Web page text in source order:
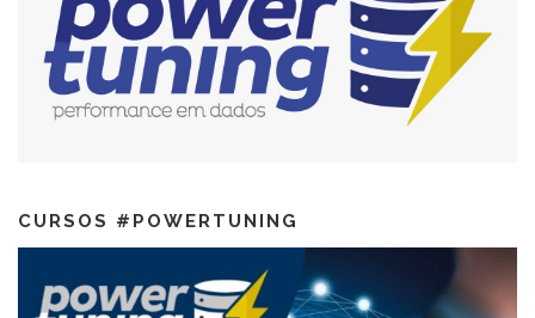
CURSOS #POWERTUNING